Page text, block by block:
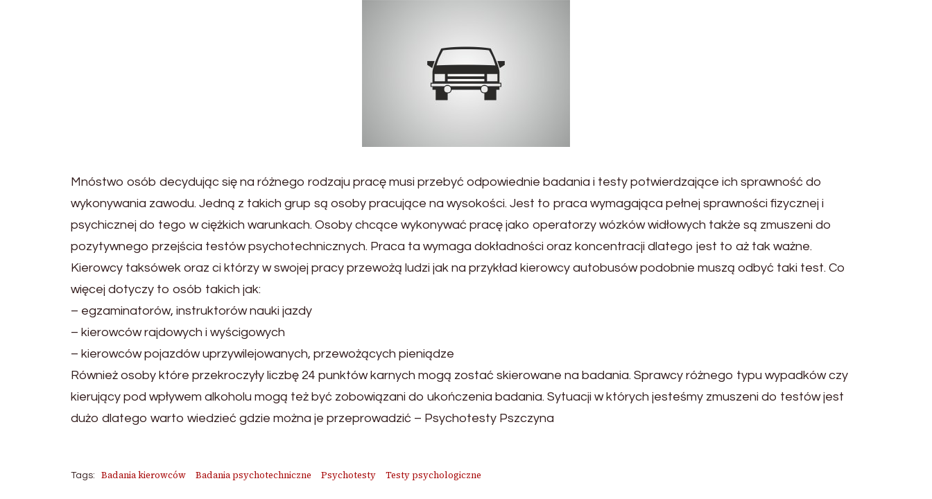
Mnóstwo osób decydując się na różnego rodzaju pracę musi przebyć odpowiednie badania i testy potwierdzające ich sprawność do
wykonywania zawodu. Jedną z takich grup są osoby pracujące na wysokości. Jest to praca wymagająca pełnej sprawności fizycznej i
psychicznej do tego w ciężkich warunkach. Osoby chcące wykonywać pracę jako operatorzy wózków widłowych także są zmuszeni do
pozytywnego przejścia testów psychotechnicznych. Praca ta wymaga dokładności oraz koncentracji dlatego jest to aż tak ważne.
Kierowcy taksówek oraz ci którzy w swojej pracy przewożą ludzi jak na przykład kierowcy autobusów podobnie muszą odbyć taki test. Co
więcej dotyczy to osób takich jak:
– egzaminatorów, instruktorów nauki jazdy
– kierowców rajdowych i wyścigowych
– kierowców pojazdów uprzywilejowanych, przewożących pieniądze
Również osoby które przekroczyły liczbę 24 punktów karnych mogą zostać skierowane na badania. Sprawcy różnego typu wypadków czy
kierujący pod wpływem alkoholu mogą też być zobowiązani do ukończenia badania. Sytuacji w których jesteśmy zmuszeni do testów jest
dużo dlatego warto wiedzieć gdzie można je przeprowadzić – Psychotesty Pszczyna
Tags: Badania kierowców Badania psychotechniczne Psychotesty Testy psychologiczne